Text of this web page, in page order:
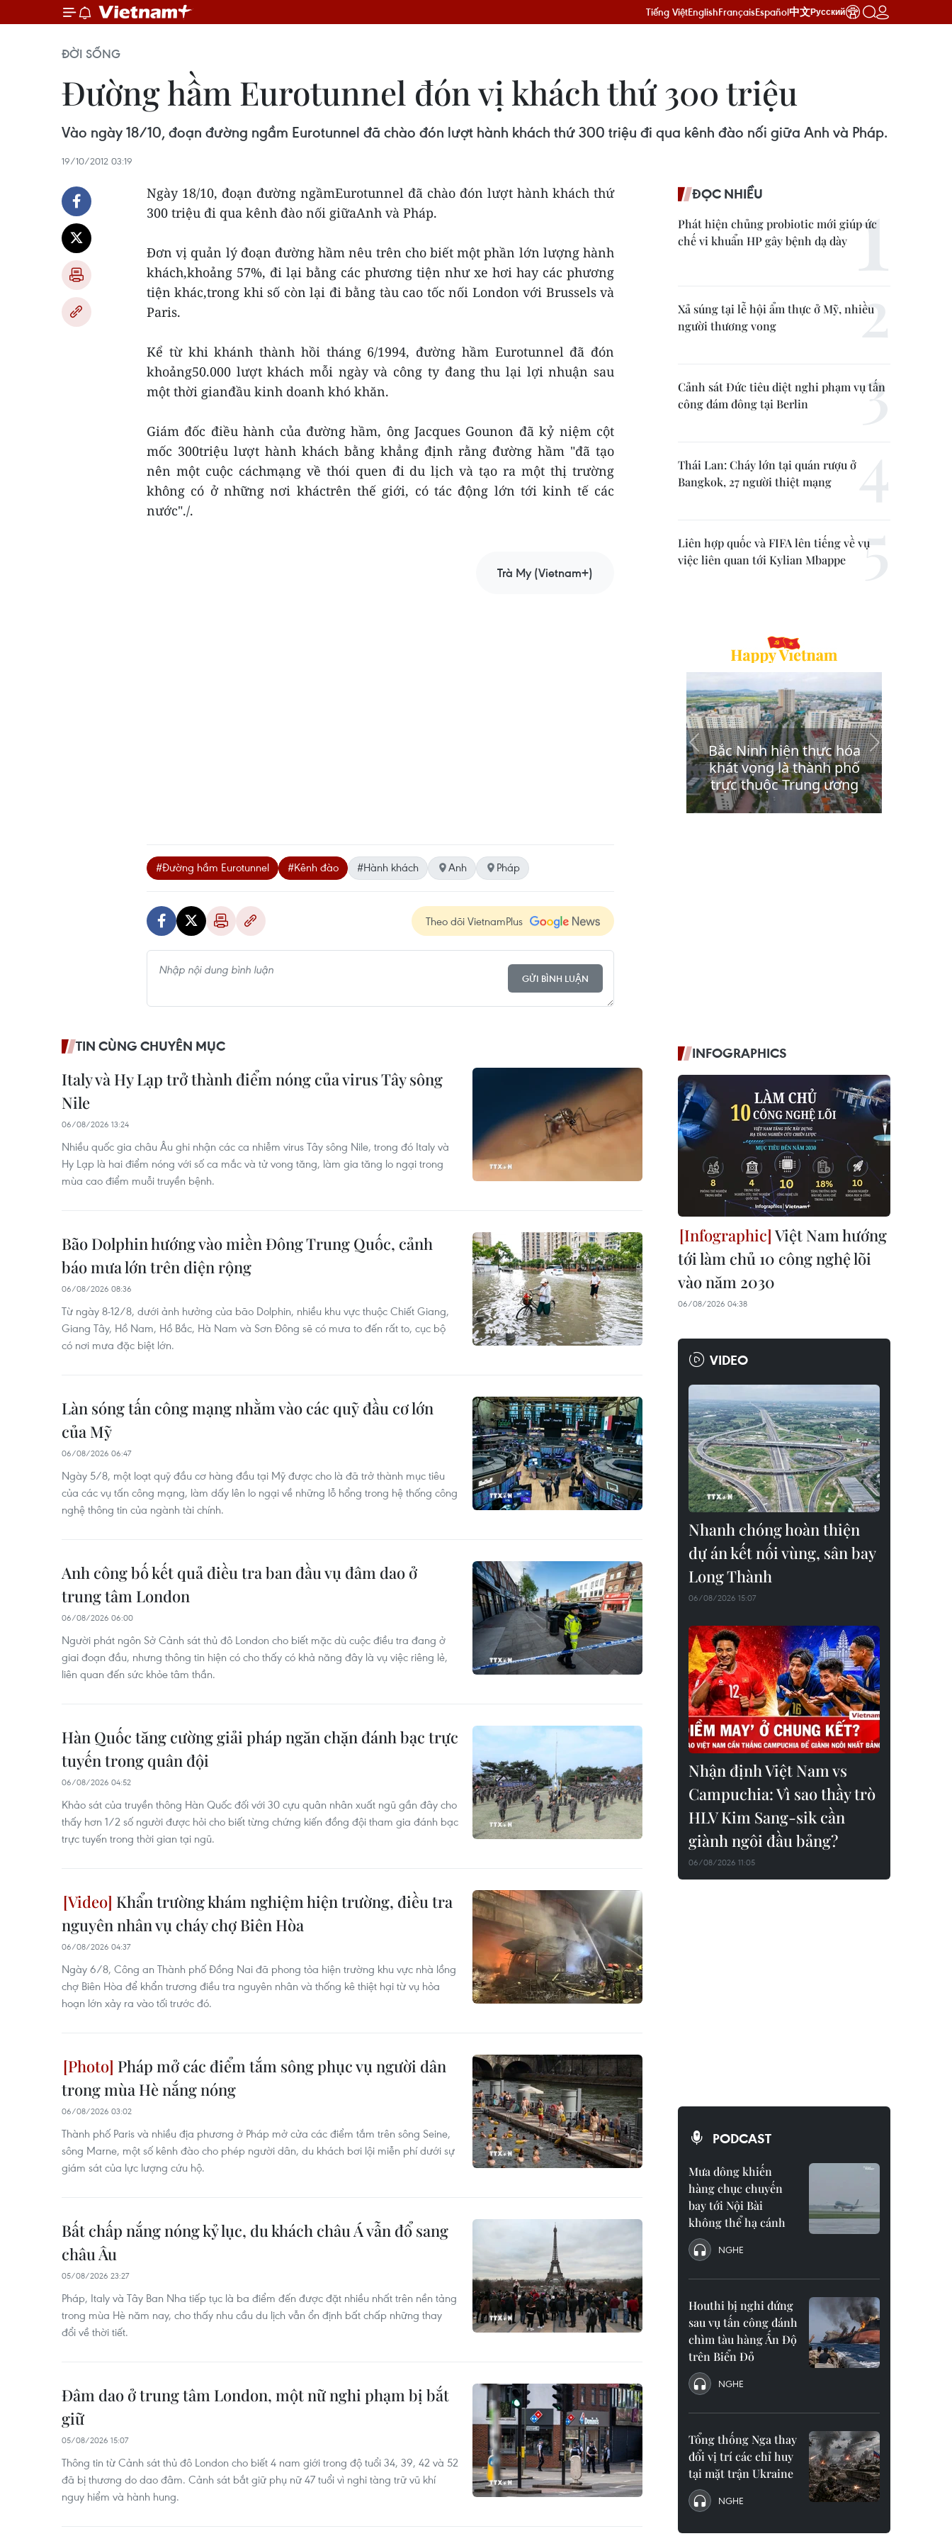
Tiếng ViệtEnglishFrançaisEspañol中文Русский
ĐỜI SỐNG
Đường hầm Eurotunnel đón vị khách thứ 300 triệu
Vào ngày 18/10, đoạn đường ngầm Eurotunnel đã chào đón lượt hành khách thứ 300 triệu đi qua kênh đào nối giữa Anh và Pháp.
19/10/2012 03:19
Ngày 18/10, đoạn đường ngầmEurotunnel đã chào đón lượt hành khách thứ
300 triệu đi qua kênh đào nối giữaAnh và Pháp.
Đơn vị quản lý đoạn đường hầm nêu trên cho biết một phần lớn lượng hành
khách,khoảng 57%, đi lại bằng các phương tiện như xe hơi hay các phương
tiện khác,trong khi số còn lại đi bằng tàu cao tốc nối London với Brussels và
Paris.
Kể từ khi khánh thành hồi tháng 6/1994, đường hầm Eurotunnel đã đón
khoảng50.000 lượt khách mỗi ngày và công ty đang thu lại lợi nhuận sau
một thời gianđầu kinh doanh khó khăn.
Giám đốc điều hành của đường hầm, ông Jacques Gounon đã kỷ niệm cột
mốc 300triệu lượt hành khách bằng khẳng định rằng đường hầm "đã tạo
nên một cuộc cáchmạng về thói quen đi du lịch và tạo ra một thị trường
không có ở những nơi kháctrên thế giới, có tác động lớn tới kinh tế các
nước"./.
Trà My (Vietnam+)
#Đường hầm Eurotunnel #Kênh đào #Hành khách Anh Pháp
Theo dõi VietnamPlus
GỬI BÌNH LUẬN
TIN CÙNG CHUYÊN MỤC
Italy và Hy Lạp trở thành điểm nóng của virus Tây sông
Nile
06/08/2026 13:24
Nhiều quốc gia châu Âu ghi nhận các ca nhiễm virus Tây sông Nile, trong đó Italy và
Hy Lạp là hai điểm nóng với số ca mắc và tử vong tăng, làm gia tăng lo ngại trong
mùa cao điểm muỗi truyền bệnh.
Bão Dolphin hướng vào miền Đông Trung Quốc, cảnh
báo mưa lớn trên diện rộng
06/08/2026 08:36
Từ ngày 8-12/8, dưới ảnh hưởng của bão Dolphin, nhiều khu vực thuộc Chiết Giang,
Giang Tây, Hồ Nam, Hồ Bắc, Hà Nam và Sơn Đông sẽ có mưa to đến rất to, cục bộ
có nơi mưa đặc biệt lớn.
Làn sóng tấn công mạng nhằm vào các quỹ đầu cơ lớn
của Mỹ
06/08/2026 06:47
Ngày 5/8, một loạt quỹ đầu cơ hàng đầu tại Mỹ được cho là đã trở thành mục tiêu
của các vụ tấn công mạng, làm dấy lên lo ngại về những lỗ hổng trong hệ thống công
nghệ thông tin của ngành tài chính.
Anh công bố kết quả điều tra ban đầu vụ đâm dao ở
trung tâm London
06/08/2026 06:00
Người phát ngôn Sở Cảnh sát thủ đô London cho biết mặc dù cuộc điều tra đang ở
giai đoạn đầu, nhưng thông tin hiện có cho thấy có khả năng đây là vụ việc riêng lẻ,
liên quan đến sức khỏe tâm thần.
Hàn Quốc tăng cường giải pháp ngăn chặn đánh bạc trực
tuyến trong quân đội
06/08/2026 04:52
Khảo sát của truyền thông Hàn Quốc đối với 30 cựu quân nhân xuất ngũ gần đây cho
thấy hơn 1/2 số người được hỏi cho biết từng chứng kiến đồng đội tham gia đánh bạc
trực tuyến trong thời gian tại ngũ.
Khẩn trường khám nghiệm hiện trường, điều tra
nguyên nhân vụ cháy chợ Biên Hòa
06/08/2026 04:37
Ngày 6/8, Công an Thành phố Đồng Nai đã phong tỏa hiện trường khu vực nhà lồng
chợ Biên Hòa để khẩn trương điều tra nguyên nhân và thống kê thiệt hại từ vụ hỏa
hoạn lớn xảy ra vào tối trước đó.
Pháp mở các điểm tắm sông phục vụ người dân
trong mùa Hè nắng nóng
06/08/2026 03:02
Thành phố Paris và nhiều địa phương ở Pháp mở cửa các điểm tắm trên sông Seine,
sông Marne, một số kênh đào cho phép người dân, du khách bơi lội miễn phí dưới sự
giám sát của lực lượng cứu hộ.
Bất chấp nắng nóng kỷ lục, du khách châu Á vẫn đổ sang
châu Âu
05/08/2026 23:27
Pháp, Italy và Tây Ban Nha tiếp tục là ba điểm đến được đặt nhiều nhất trên nền tảng
trong mùa Hè năm nay, cho thấy nhu cầu du lịch vẫn ổn định bất chấp những thay
đổi về thời tiết.
Đâm dao ở trung tâm London, một nữ nghi phạm bị bắt
giữ
05/08/2026 15:07
Thông tin từ Cảnh sát thủ đô London cho biết 4 nam giới trong độ tuổi 34, 39, 42 và 52
đã bị thương do dao đâm. Cảnh sát bắt giữ phụ nữ 47 tuổi vì nghi tàng trữ vũ khí
nguy hiểm và hành hung.
ĐỌC NHIỀU
Phát hiện chủng probiotic mới giúp ức
chế vi khuẩn HP gây bệnh dạ dày
Xả súng tại lễ hội ẩm thực ở Mỹ, nhiều
người thương vong
Cảnh sát Đức tiêu diệt nghi phạm vụ tấn
công đám đông tại Berlin
Thái Lan: Cháy lớn tại quán rượu ở
Bangkok, 27 người thiệt mạng
Liên hợp quốc và FIFA lên tiếng về vụ
việc liên quan tới Kylian Mbappe
INFOGRAPHICS
Việt Nam hướng
tới làm chủ 10 công nghệ lõi
vào năm 2030
06/08/2026 04:38
VIDEO
Nhanh chóng hoàn thiện
dự án kết nối vùng, sân bay
Long Thành
06/08/2026 15:07
Nhận định Việt Nam vs
Campuchia: Vì sao thầy trò
HLV Kim Sang-sik cần
giành ngôi đầu bảng?
06/08/2026 11:05
PODCAST
Mưa dông khiến
hàng chục chuyến
bay tới Nội Bài
không thể hạ cánh
NGHE
Houthi bị nghi đứng
sau vụ tấn công đánh
chìm tàu hàng Ấn Độ
trên Biển Đỏ
NGHE
Tổng thống Nga thay
đổi vị trí các chỉ huy
tại mặt trận Ukraine
NGHE